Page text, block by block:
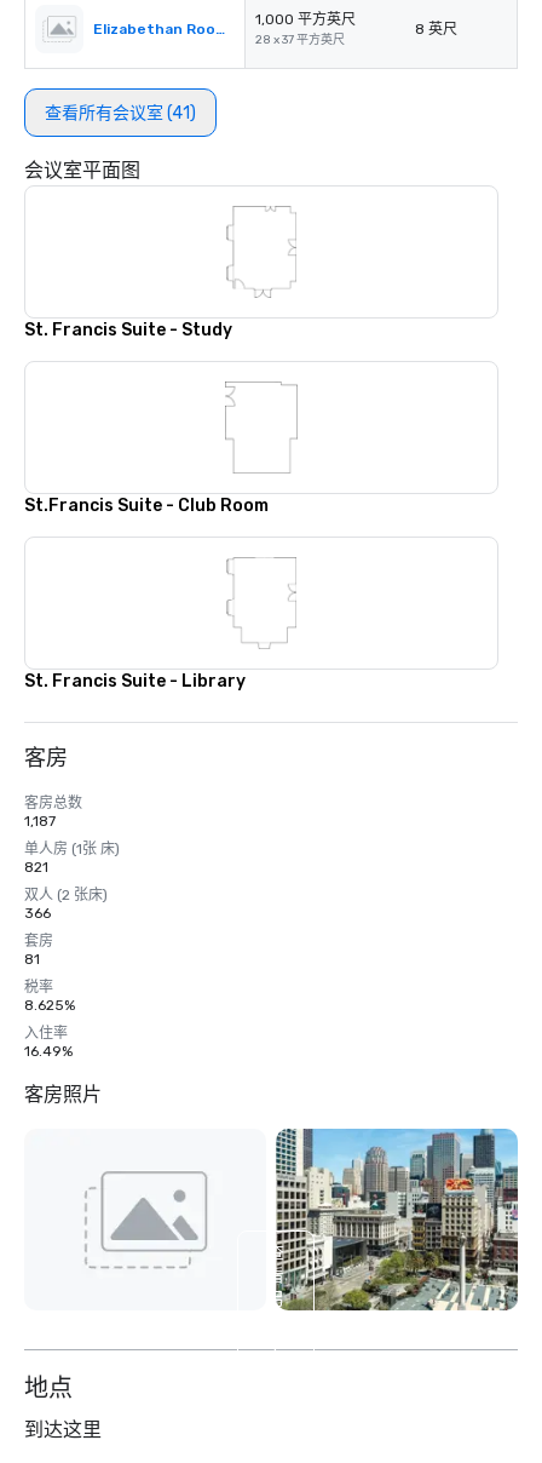
Elizabethan Room A
1,000 平方英尺
28 x 37 平方英尺
8 英尺
查看所有会议室 (41)
会议室平面图
St. Francis Suite - Study
St.Francis Suite - Club Room
St. Francis Suite - Library
客房
客房总数
1,187
单人房 (1张 床)
821
双人 (2 张床)
366
套房
81
税率
8.625%
入住率
16.49%
客房照片
查
看
另
4
地点
到达这里